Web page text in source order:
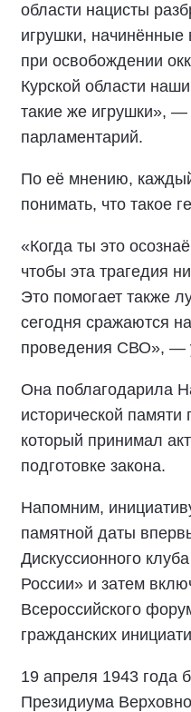
области нацисты
игрушки, начинённые
при освобождении
Курской области
такие же игрушки», —
парламентарий.
По её мнению,
понимать, что такое
«Когда ты это
чтобы эта трагедия
Это помогает также
сегодня сражаются
проведения СВО», —
Она поблагодарила
исторической
который принимал
подготовке закона.
Напомним,
памятной даты
Дискуссионного
России» и затем
Всероссийского
гражданских
19 апреля 1943 года
Президиума